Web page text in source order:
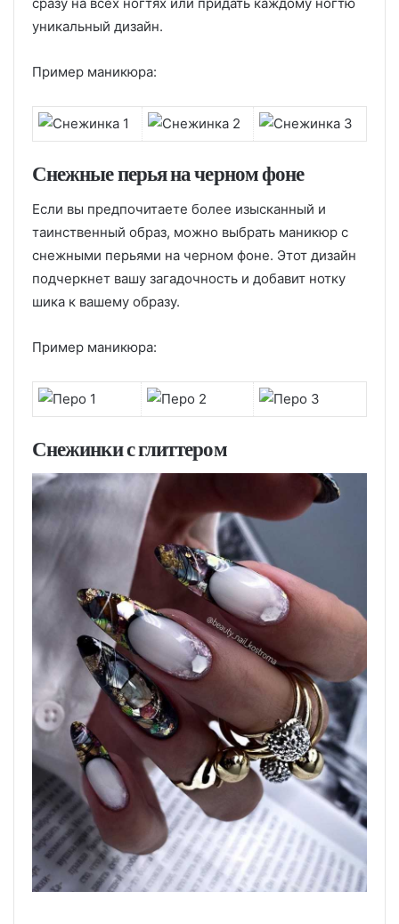
уникальный дизайн.
Пример маникюра:
Снежные перья на черном фоне
Если вы предпочитаете более изысканный и
таинственный образ, можно выбрать маникюр с
снежными перьями на черном фоне. Этот дизайн
подчеркнет вашу загадочность и добавит нотку
шика к вашему образу.
Пример маникюра:
Снежинки с глиттером